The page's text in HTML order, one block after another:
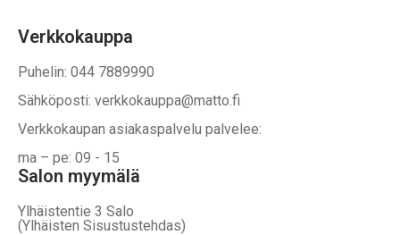
Verkkokauppa
Puhelin: 044 7889990
Sähköposti: verkkokauppa@matto.fi
Verkkokaupan asiakaspalvelu palvelee:
ma – pe: 09 - 15
Salon myymälä
Ylhäistentie 3 Salo
(Ylhäisten Sisustustehdas)